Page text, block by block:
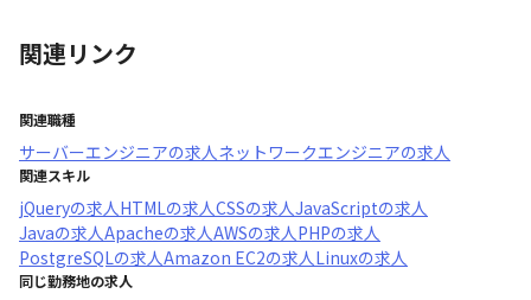
関連リンク
関連職種
サーバーエンジニアの求人ネットワークエンジニアの求人
関連スキル
jQueryの求人HTMLの求人CSSの求人JavaScriptの求人
Javaの求人Apacheの求人AWSの求人PHPの求人
PostgreSQLの求人Amazon EC2の求人Linuxの求人
同じ勤務地の求人